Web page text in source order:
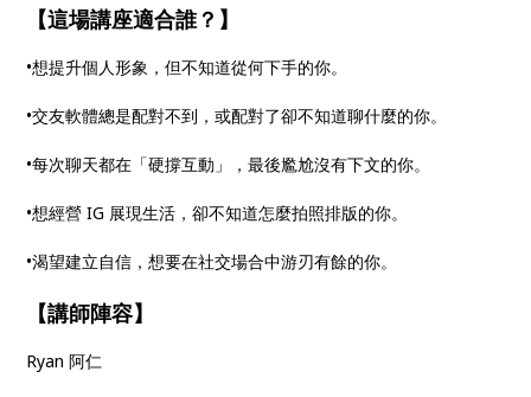
【這場講座適合誰？】
•想提升個人形象，但不知道從何下手的你。
•交友軟體總是配對不到，或配對了卻不知道聊什麼的你。
•每次聊天都在「硬撐互動」，最後尷尬沒有下文的你。
•想經營 IG 展現生活，卻不知道怎麼拍照排版的你。
•渴望建立自信，想要在社交場合中游刃有餘的你。
【講師陣容】
Ryan 阿仁